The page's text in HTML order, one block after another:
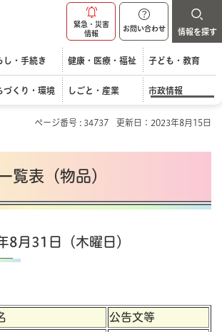
緊急・災害
情報
お問い合わせ 情報を探す
し・手続き 健康・医療・福祉 子ども・教育
づくり・環境 しごと・産業 市政情報
ページ番号 : 34737 更新日：2023年8月15日
覧表（物品）
8月31日（木曜日）
公告文等